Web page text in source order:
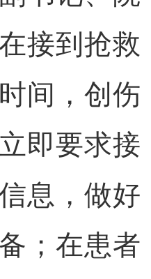
接到抢救
间，创伤
即要求接
息，做好
；在患者